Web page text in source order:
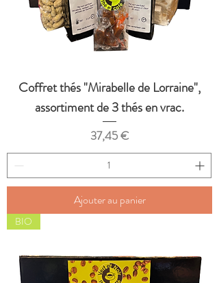
Coffret thés "Mirabelle de Lorraine",
assortiment de 3 thés en vrac.
Prix
37,45 €
Ajouter au panier
BIO